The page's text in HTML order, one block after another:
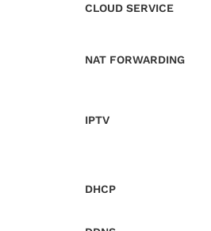
CLOUD SERVICE
NAT FORWARDING
IPTV
DHCP